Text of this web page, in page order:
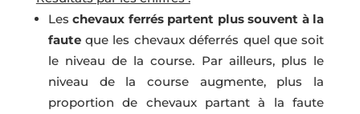
Leschevaux ferrés partent plus souvent à la
fauteque les chevaux déferrés quel que soit
le niveau de la course. Par ailleurs, plus le
niveau de la course augmente, plus la
proportion de chevaux partant à la faute